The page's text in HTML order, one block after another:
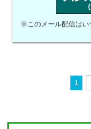
※このメール配信はい
1